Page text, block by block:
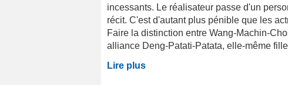
incessants. Le réalisateur passe d'un
récit. C'est d'autant plus pénible que les
Faire la distinction entre Wang-Machin-
alliance Deng-Patati-Patata, elle-même
Lire plus